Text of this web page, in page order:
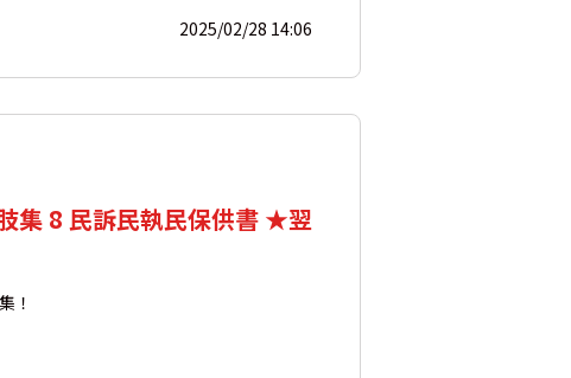
2025/02/28 14:06
集 8 民訴民執民保供書 ★翌
！